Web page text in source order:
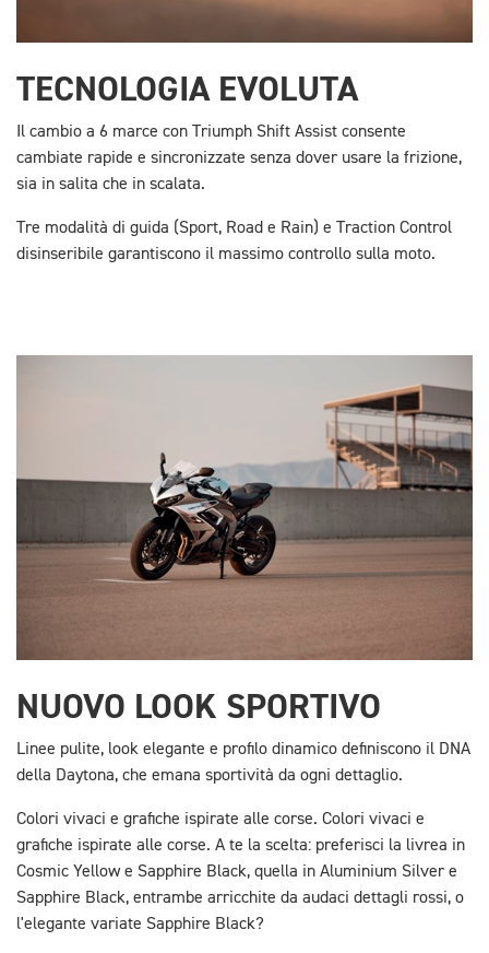
TECNOLOGIA EVOLUTA
Il cambio a 6 marce con Triumph Shift Assist consente
cambiate rapide e sincronizzate senza dover usare la frizione,
sia in salita che in scalata.
Tre modalità di guida (Sport, Road e Rain) e Traction Control
disinseribile garantiscono il massimo controllo sulla moto.
NUOVO LOOK SPORTIVO
Linee pulite, look elegante e profilo dinamico definiscono il DNA
della Daytona, che emana sportività da ogni dettaglio.
Colori vivaci e grafiche ispirate alle corse. Colori vivaci e
grafiche ispirate alle corse. A te la scelta: preferisci la livrea in
Cosmic Yellow e Sapphire Black, quella in Aluminium Silver e
Sapphire Black, entrambe arricchite da audaci dettagli rossi, o
l'elegante variate Sapphire Black?